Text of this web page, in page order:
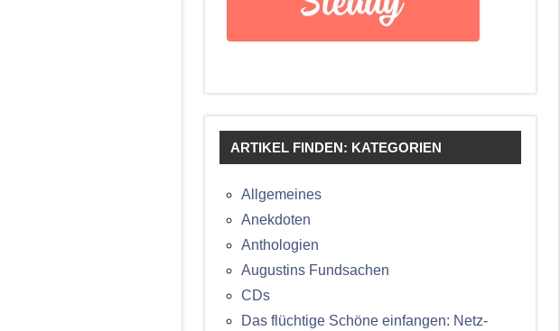
ARTIKEL FINDEN: KATEGORIEN
Allgemeines
Anekdoten
Anthologien
Augustins Fundsachen
CDs
Das flüchtige Schöne einfangen: Netz-